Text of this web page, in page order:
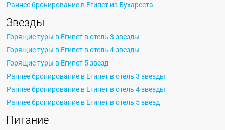
Раннее бронирование в Египет из Бухареста
Звезды
Горящие туры в Египет в отель 3 звезды
Горящие туры в Египет в отель 4 звезды
Горящие туры в Египет 5 звезд
Раннее бронирование в Египет в отель 3 звезды
Раннее бронирование в Египет в отель 4 звезды
Раннее бронирование в Египет в отель 5 звезд
Питание